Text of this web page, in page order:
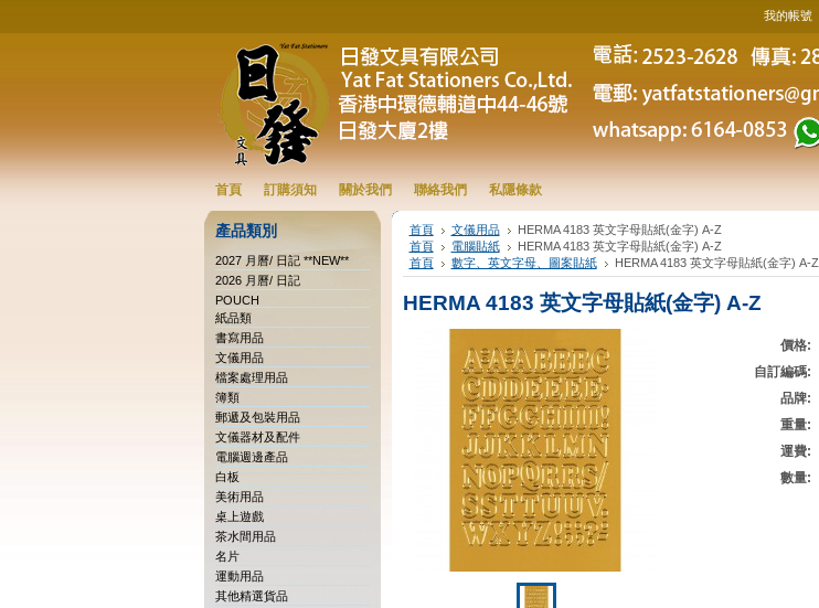
我的帳號
首頁 訂購須知 關於我們 聯絡我們 私隱條款
產品類別
2027 月曆/ 日記 **NEW**
2026 月曆/ 日記
POUCH
紙品類
書寫用品
文儀用品
檔案處理用品
簿類
郵遞及包裝用品
文儀器材及配件
電腦週邊產品
白板
美術用品
桌上遊戲
茶水間用品
名片
運動用品
其他精選貨品
首頁 文儀用品
HERMA 4183 英文字母貼紙(金字) A-Z
首頁
電腦貼紙
HERMA 4183 英文字母貼紙(金字) A-Z
首頁
數字、英文字母、圖案貼紙 HERMA 4183 英文字母貼紙(金字) A-Z
HERMA 4183 英文字母貼紙(金字) A-Z
價格:
自訂編碼:
品牌:
重量:
運費:
數量: